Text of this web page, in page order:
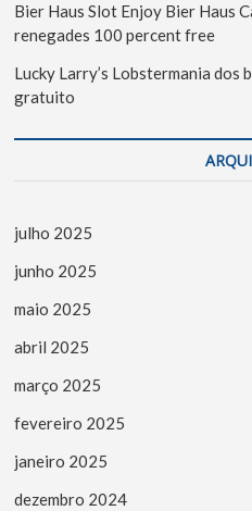
Bier Haus Slot Enjoy Bier Haus
renegades 100 percent free
Lucky Larry’s Lobstermania
gratuito
julho 2025
junho 2025
maio 2025
abril 2025
março 2025
fevereiro 2025
janeiro 2025
dezembro 2024